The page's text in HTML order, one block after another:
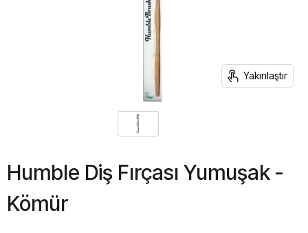
Yakınlaştır
Humble Diş Fırçası Yumuşak -
Kömür